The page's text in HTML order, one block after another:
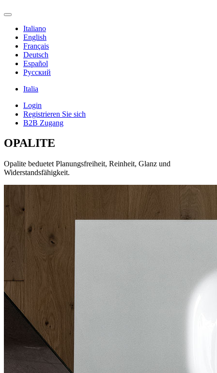
Italiano
English
Français
Deutsch
Español
Pусский
Italia
Login
Registrieren Sie sich
B2B Zugang
OPALITE
Opalite beduetet Planungsfreiheit, Reinheit, Glanz und
Widerstandsfähigkeit.